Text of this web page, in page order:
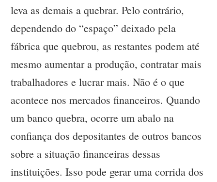
leva as demais a quebrar. Pelo contrário,
dependendo do “espaço” deixado pela
fábrica que quebrou, as restantes podem até
mesmo aumentar a produção, contratar mais
trabalhadores e lucrar mais. Não é o que
acontece nos mercados financeiros. Quando
um banco quebra, ocorre um abalo na
confiança dos depositantes de outros bancos
sobre a situação financeiras dessas
instituições. Isso pode gerar uma corrida dos